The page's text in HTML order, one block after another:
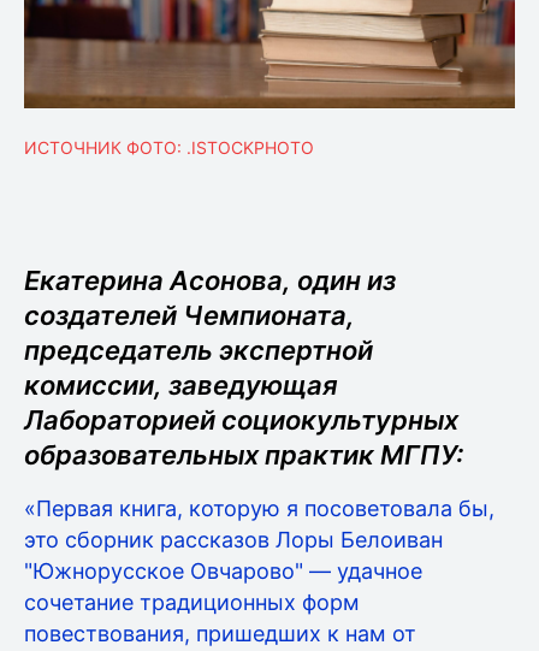
ИСТОЧНИК ФОТО: .ISTOCKPHOTO
Екатерина Асонова, один из
создателей Чемпионата,
председатель экспертной
комиссии, заведующая
Лабораторией социокультурных
образовательных практик МГПУ:
«Первая книга, которую я посоветовала бы,
это сборник рассказов Лоры Белоиван
"Южнорусское Овчарово" — удачное
сочетание традиционных форм
повествования, пришедших к нам от